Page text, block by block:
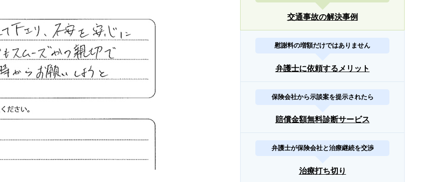
交通事故の解決事例
慰謝料の増額だけではありません
弁護士に依頼するメリット
保険会社から示談案を提示されたら
賠償金額無料診断サービス
弁護士が保険会社と治療継続を交渉
治療打ち切り